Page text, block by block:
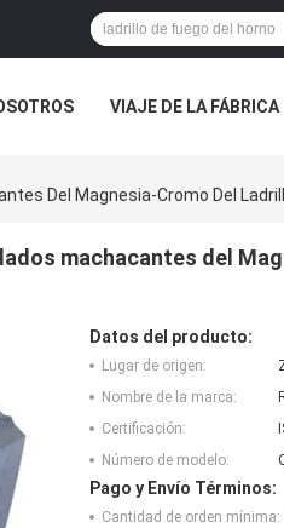
VIAJE DE LA FÁBRICA
Del Magnesia-Cromo Del
machacantes del
Datos del producto:
Lugar de origen:
Nombre de la marca:
Certificación:
Número de modelo:
Pago y Envío Términos:
Cantidad de orden mínima: